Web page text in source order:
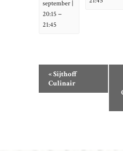
september |
20:15 –
21:45
E
«Sijthoff
Culinair